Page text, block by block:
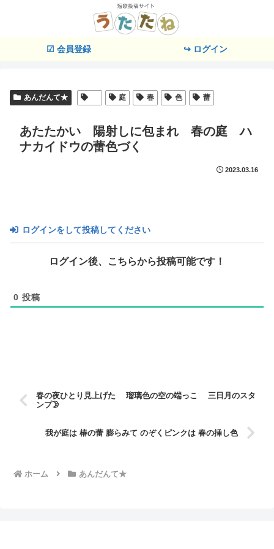
☑ 会員登録 ↪ ログイン
あんだんて★ 庭 春 色 蕾
あたたかい 陽射しに包まれ 春の庭 ハ
ナカイドウの蕾色づく
2023.03.16
ログインをして投稿してください
ログイン後、こちらから投稿可能です！
0 投稿
春の夜ひとり見上げた 瑠璃色の空の端っこ 三日月のスタ
ンプ🌛
我が庭は 椿の蕾 膨らみて のぞくピンクは 春の挿し色
ホーム あんだんて★